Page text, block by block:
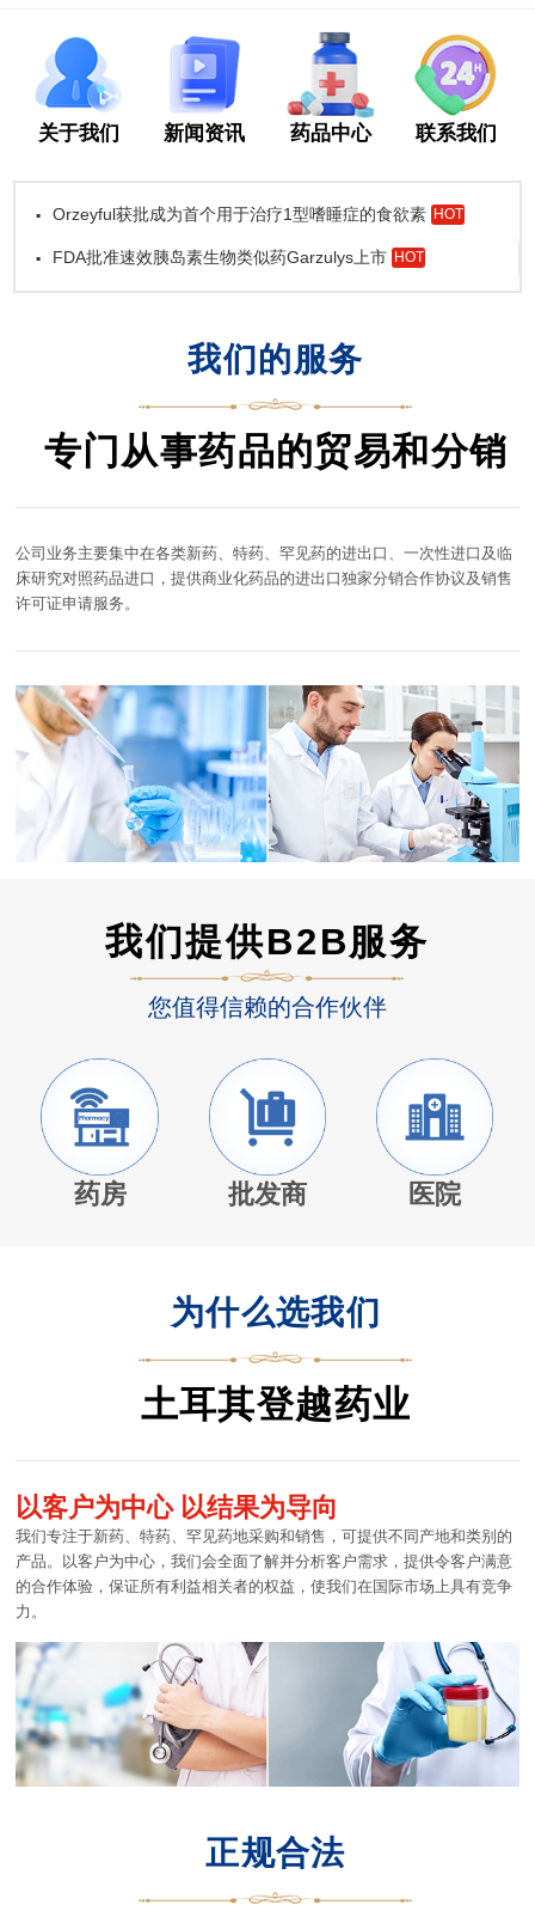
关于我们 新闻资讯 药品中心 联系我们
▪ Orzeyful获批成为首个用于治疗1型嗜睡症的食欲素 HOT
▪ FDA批准速效胰岛素生物类似药Garzulys上市 HOT
我们的服务
专门从事药品的贸易和分销
公司业务主要集中在各类新药、特药、罕见药的进出口、一次性进口及临
床研究对照药品进口，提供商业化药品的进出口独家分销合作协议及销售
许可证申请服务。
我们提供B2B服务
您值得信赖的合作伙伴
药房 批发商 医院
为什么选我们
土耳其登越药业
以客户为中心 以结果为导向
我们专注于新药、特药、罕见药地采购和销售，可提供不同产地和类别的
产品。以客户为中心，我们会全面了解并分析客户需求，提供令客户满意
的合作体验，保证所有利益相关者的权益，使我们在国际市场上具有竞争
力。
正规合法